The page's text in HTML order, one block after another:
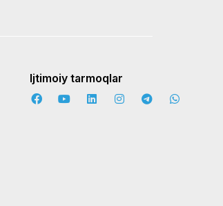
Ijtimoiy tarmoqlar